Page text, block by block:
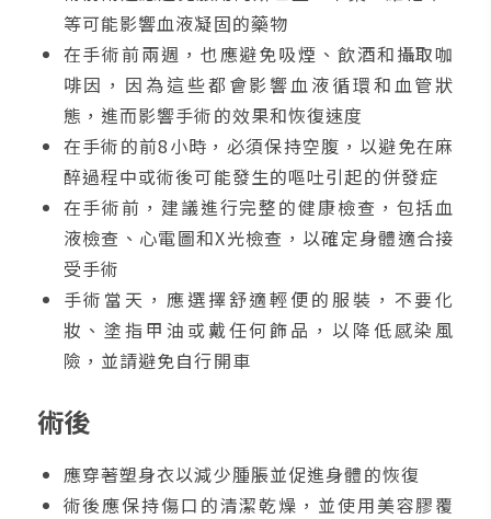
等可能影響血液凝固的藥物
在手術前兩週，也應避免吸煙、飲酒和攝取咖
啡因，因為這些都會影響血液循環和血管狀
態，進而影響手術的效果和恢復速度
在手術的前8小時，必須保持空腹，以避免在麻
醉過程中或術後可能發生的嘔吐引起的併發症
在手術前，建議進行完整的健康檢查，包括血
液檢查、心電圖和X光檢查，以確定身體適合接
受手術
手術當天，應選擇舒適輕便的服裝，不要化
妝、塗指甲油或戴任何飾品，以降低感染風
險，並請避免自行開車
術後
應穿著塑身衣以減少腫脹並促進身體的恢復
術後應保持傷口的清潔乾燥，並使用美容膠覆